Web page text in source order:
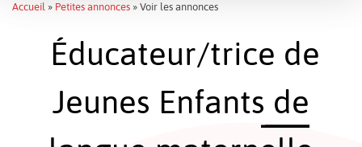
Accueil » Petites annonces » Voir les annonces
Éducateur/trice de
Jeunes Enfants de